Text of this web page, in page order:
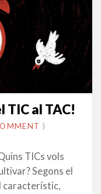
TIC al TAC!
)
TICs vols
Segons el
característic,